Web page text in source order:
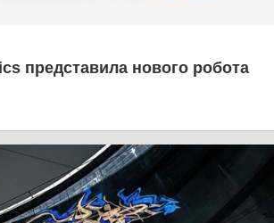
представила нового робота